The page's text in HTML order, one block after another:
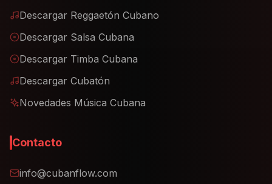
Descargar Reggaetón Cubano
Descargar Salsa Cubana
Descargar Timba Cubana
Descargar Cubatón
Novedades Música Cubana
Contacto
info@cubanflow.com